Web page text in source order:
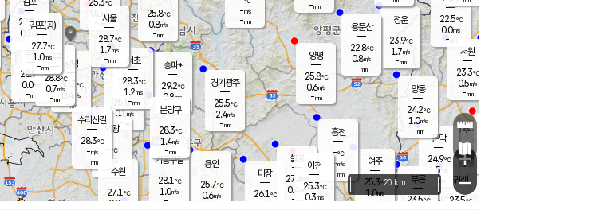
문막
24.9℃
1.5m/s
mm
부론
23.5℃
과천
25.8℃
0.1m/s
- mm
청운
23.9℃
1.7m/s
-mm
용인
25.7℃
0.6m/s
여주
25.3℃
1.0m/s
양동
24.2℃
1.0m/s
-mm
경기광주
25.5℃
2.4m/s
-mm
-mm
-m/s
-mm
흥천
-℃
-m/s
-mm
마장
26.1℃
의왕
- ℃
m/s
mm
27.5℃
0.3 m/s
mm
설봉
27.4℃
0.4 m/s
- mm
광명
30.3 ℃
0.4 m/s
-mm
부천
28.9℃
0.0m/s
-mm
구로
28.8℃
0.7m/s
-mm
25.3℃
0.0 m/s
- mm
25.8℃
0.8m/s
-mm
송파*
29.2℃
0.8m/s
-mm
서초
28.3℃
1.2m/s
-mm
기흥구갈
28.1℃
1.0m/s
-
수리산길
28.3℃
-m/s
-mm
분당구
28.3℃
1.4m/s
-mm
22.5℃
0.0m/s
- mm
귀래
23.5℃
서원
23.3℃
0.5m/s
-mm
용문산
22.8℃
0.8m/s
-mm
김포(공)
27.7℃
1.0m/s
-mm
이천
25.3℃
0.3m/s
양평
25.8℃
0.6m/s
-mm
수원
27.1℃
0.9m/s
서울
28.7℃
1.7m/s
-mm
+
−
20 km